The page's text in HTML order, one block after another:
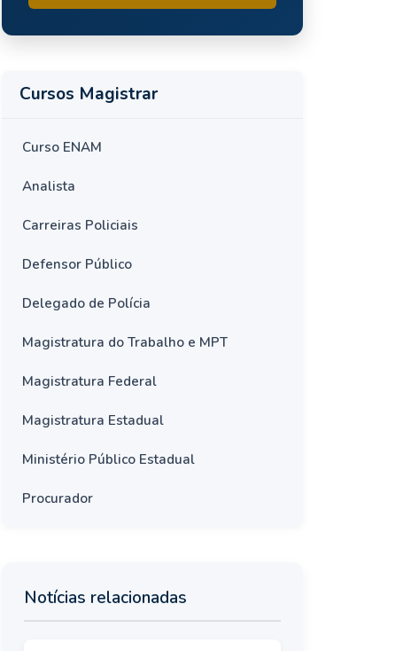
Cursos Magistrar
Curso ENAM
Analista
Carreiras Policiais
Defensor Público
Delegado de Polícia
Magistratura do Trabalho e MPT
Magistratura Federal
Magistratura Estadual
Ministério Público Estadual
Procurador
Notícias relacionadas